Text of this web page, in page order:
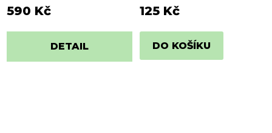
590 Kč
DETAIL
125 Kč
DO KOŠÍKU